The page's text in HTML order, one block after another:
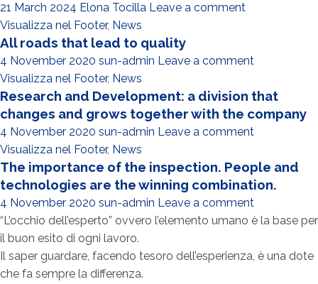
21 March 2024 Elona Tocilla Leave a comment
Visualizza nel Footer, News
All roads that lead to quality
4 November 2020 sun-admin Leave a comment
Visualizza nel Footer, News
Research and Development: a division that
changes and grows together with the company
4 November 2020 sun-admin Leave a comment
Visualizza nel Footer, News
The importance of the inspection. People and
technologies are the winning combination.
4 November 2020 sun-admin Leave a comment
“L’occhio dell’esperto” ovvero l’elemento umano è la base per
il buon esito di ogni lavoro.
Il saper guardare, facendo tesoro dell’esperienza, è una dote
che fa sempre la differenza.